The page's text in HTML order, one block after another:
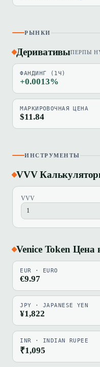
РЫНКИ
ДеривативыПЕРПЫ
ФАНДИНГ (1Ч)
+0.0013%
МАРКИРОВОЧНАЯ ЦЕНА
$11.84
ИНСТРУМЕНТЫ
VVV
VVV
Venice Token Цена
EUR · EURO
€9.97
JPY · JAPANESE YEN
¥1,822
INR · INDIAN RUPEE
₹1,095